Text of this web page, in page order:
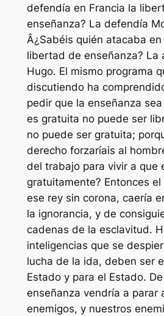
defendía en Francia la
enseñanza? La defendía
Â¿Sabéis quién atacaba en
libertad de enseñanza? La
Hugo. El mismo programa
discutiendo ha
pedir que la enseñanza
es gratuita no puede ser
no puede ser gratuita;
derecho forzaríais al
del trabajo para vivir a que
gratuitamente? Entonces
ese rey sin corona, caería
la ignorancia, y de
cadenas de la esclavitud.
inteligencias que se
lucha de la ida, deben ser
Estado y para el Estado.
enseñanza vendría a parar
enemigos, y nuestros